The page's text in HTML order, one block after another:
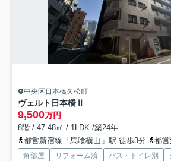
中央区日本橋久松町
ヴェルト日本橋Ⅱ
9,500万円
8階 / 47.48㎡ / 1LDK /築24年
都営新宿線「馬喰横山」駅 徒歩3分
都営
角部屋 リフォーム済 バス・トイレ別